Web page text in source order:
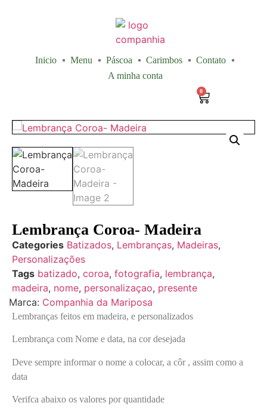
Inicio Menu Páscoa Carimbos
Contato
A minha conta
0
Lembrança Coroa- Madeira
Categories Batizados, Lembranças, Madeiras,
Personalizações
Tags batizado, coroa, fotografia, lembrança,
madeira, nome, personalizaçao, presente
Marca: Companhia da Mariposa
Lembranças feitos em madeira, e personalizados
Lembrança com Nome e data, na cor desejada
Deve sempre informar o nome a colocar, a côr , assim como a
data
Verifca abaixo os valores por quantidade